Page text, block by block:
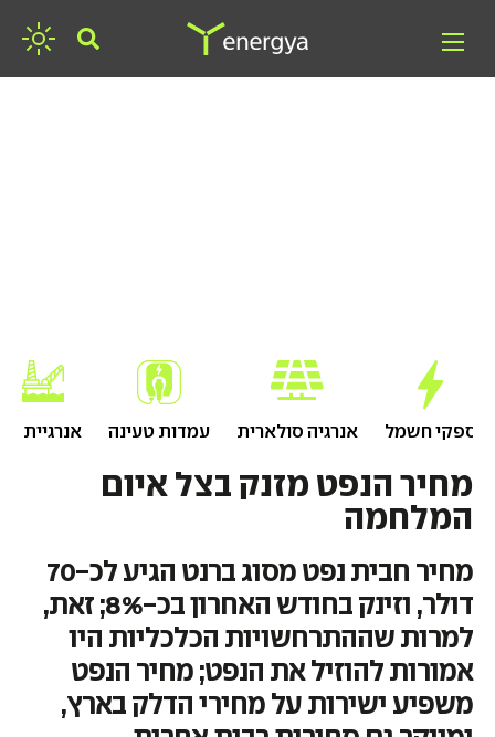
ספקי חשמל אנרגיה סולארית עמדות טעינה אנרגיית גז
מחיר הנפט מזנק בצל איום
המלחמה
מחיר חבית נפט מסוג ברנט הגיע לכ-70
דולר, וזינק בחודש האחרון בכ-8%; זאת,
למרות שההתרחשויות הכלכליות היו
אמורות להוזיל את הנפט; מחיר הנפט
משפיע ישירות על מחירי הדלק בארץ,